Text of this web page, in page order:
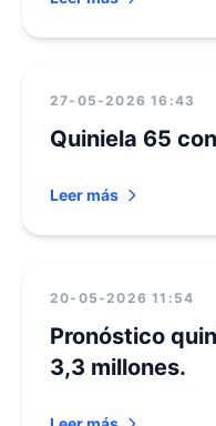
27-05-2026 16:43
Quiniela 65
Leer más
20-05-2026 11:54
Pronóstico
3,3 millones.